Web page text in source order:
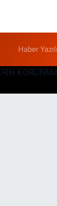
Haber